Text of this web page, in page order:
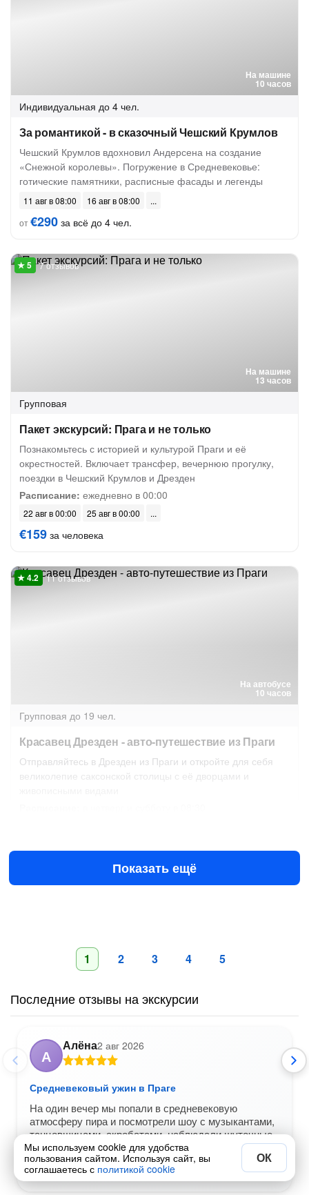
На машине
10 часов
Индивидуальная до 4 чел.
За романтикой - в сказочный Чешский Крумлов
Чешский Крумлов вдохновил Андерсена на создание
«Снежной королевы». Погружение в Средневековье:
готические памятники, расписные фасады и легенды
11 авг в 08:00
16 авг в 08:00
от€290 за всё до 4 чел.
На машине
13 часов
7 отзывов
Групповая
Пакет экскурсий: Прага и не только
Познакомьтесь с историей и культурой Праги и её
окрестностей. Включает трансфер, вечернюю прогулку,
поездки в Чешский Крумлов и Дрезден
Расписание: ежедневно в 00:00
22 авг в 00:00 25 авг в 00:00
€159 за человека
На автобусе
10 часов
11 отзывов
Групповая до 19 чел.
Красавец Дрезден - авто-путешествие из Праги
Отправляйтесь в Дрезден из Праги и откройте для себя
великолепие саксонской столицы с её дворцами и
€59за человека
Показать ещё
1 2 3 4 5
Последние отзывы на экскурсии
А
Алёна2 авг 2026
Средневековый ужин в Праге
На один вечер мы попали в средневековую
атмосферу пира и посмотрели шоу с музыкантами,
танцовщицами, акробатами, наблюдали шуточные
сражения, огненноечитать дальше
Вам был полезен этот отзыв? Да
Мы используем cookie для удобства
пользования сайтом. Используя сайт, вы
соглашаетесь с политикой cookie
ОК